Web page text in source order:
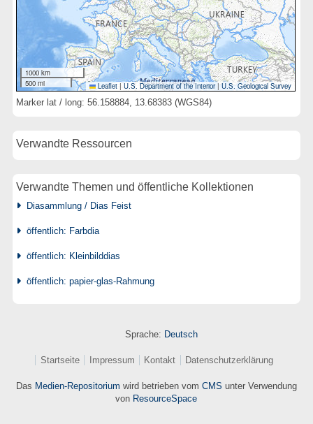
1000 km
500 mi
Leaflet | U.S. Department of the Interior|U.S. Geological Survey
Marker lat / long: 56.158884, 13.68383 (WGS84)
Verwandte Ressourcen
Verwandte Themen und öffentliche Kollektionen
Diasammlung / Dias Feist
öffentlich: Farbdia
öffentlich: Kleinbilddias
öffentlich: papier-glas-Rahmung
Sprache: Deutsch
Startseite Impressum Kontakt Datenschutzerklärung
Das Medien-Repositorium wird betrieben vom CMS unter Verwendung
von ResourceSpace